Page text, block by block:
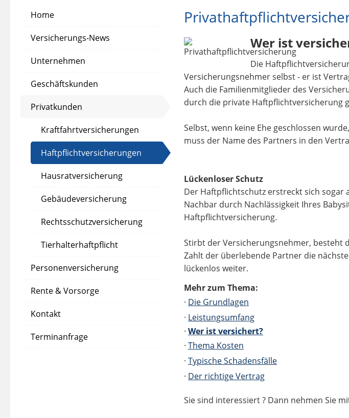
Home
Versicherungs-News
Unternehmen
Geschäftskunden
Privatkunden
Kraftfahrtversicherungen
Haftpflichtversicherungen
Hausratversicherung
Gebäudeversicherung
Rechtsschutzversicherung
Tierhalterhaftpflicht
Personenversicherung
Rente & Vorsorge
Kontakt
Terminanfrage
Wer ist
Die
Versicherungsnehmer selbst - er ist
Auch die Familienmitglieder des
durch die private Haftpflichtversicherung
Selbst, wenn keine Ehe geschlossen
muss der Name des Partners in den
Lückenloser Schutz
Der Haftpflichtschutz erstreckt sich sogar
Nachbar durch Nachlässigkeit Ihres
Haftpflichtversicherung.
Stirbt der Versicherungsnehmer, besteht
Zahlt der überlebende Partner die
lückenlos weiter.
Mehr zum Thema:
· Die Grundlagen
· Leistungsumfang
· Wer ist versichert?
· Thema Kosten
· Typische Schadensfälle
· Der richtige Vertrag
Sie sind interessiert ? Dann nehmen Sie